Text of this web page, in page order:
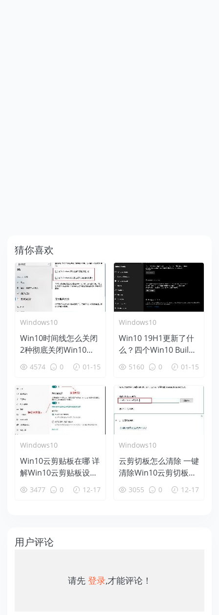
猜你喜欢
Windows10
Win10时间线怎么关闭
2种彻底关闭Win10时
间线方法
4574 0 01-15
Windows10
Win10 19H1更新了什
么？四个Win10 Build
18312新特性盘点
5160 0 01-15
Windows10
Win10云剪贴板在哪 详
解Win10云剪贴板设置
使用教程
3477 0 12-17
Windows10
云剪切板怎么清除 一键
清除Win10云剪切板方
法 3055 0 12-17
用户评论
请先 登录,才能评论！